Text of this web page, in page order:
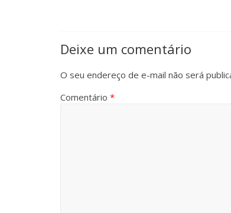
Deixe um comentário
O seu endereço de e-mail não será
Comentário *